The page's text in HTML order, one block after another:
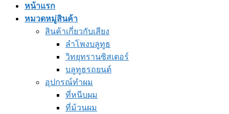
หน้าแรก
หมวดหมู่สินค้า
สินค้าเกี่ยวกับเสียง
ลำโพงบลูทูธ
วิทยุทรานซิสเตอร์
บลูทูธรถยนต์
อุปกรณ์ทำผม
ที่หนีบผม
ที่ม้วนผม